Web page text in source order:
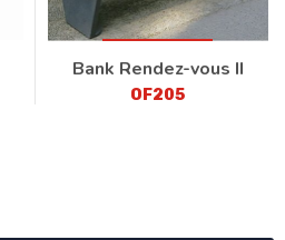
Bank Rendez-vous II
OF205